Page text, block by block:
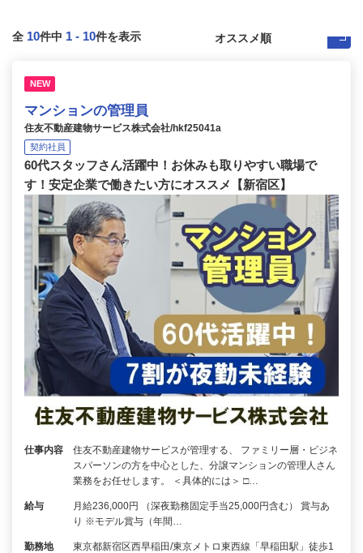
全 10件中 1 - 10件を表示
NEW
マンションの管理員
住友不動産建物サービス株式会社/hkf25041a
契約社員
60代スタッフさん活躍中！お休みも取りやすい職場で
す！安定企業で働きたい方にオススメ【新宿区】
仕事内容
住友不動産建物サービスが管理する、 ファミリー層・ビジネ
スパーソンの方を中心とした、分譲マンションの管理人さん
業務をお任せします。 ＜具体的には＞ □…
給与
月給236,000円 （深夜勤務固定手当25,000円含む） 賞与あ
り ※モデル賞与（年間…
勤務地
東京都新宿区西早稲田/東京メトロ東西線「早稲田駅」徒歩1